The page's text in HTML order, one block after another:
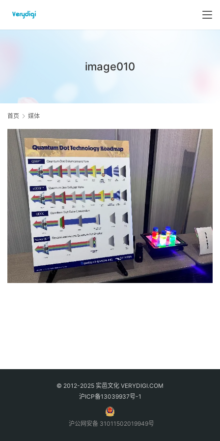
image010
首页 媒体
© 2012-2025 实邑文化 VERYDIGI.COM
沪ICP备13039937号-1
沪公网安备 31011502019949号